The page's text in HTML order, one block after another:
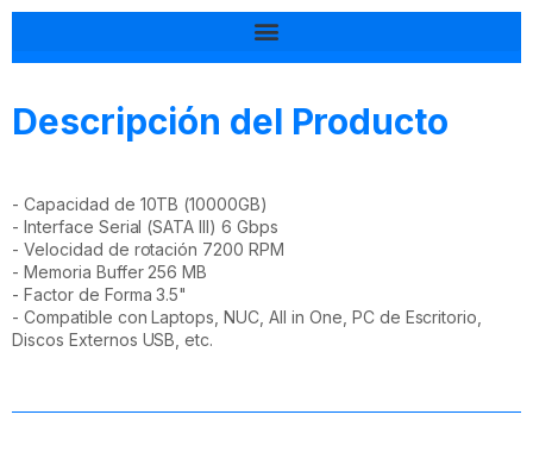
Descripción del Producto
- Capacidad de 10TB (10000GB)
- Interface Serial (SATA III) 6 Gbps
- Velocidad de rotación 7200 RPM
- Memoria Buffer 256 MB
- Factor de Forma 3.5"
- Compatible con Laptops, NUC, All in One, PC de Escritorio,
Discos Externos USB, etc.